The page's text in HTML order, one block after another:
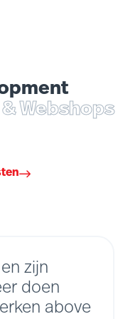
Webshops
zijn
doen
above